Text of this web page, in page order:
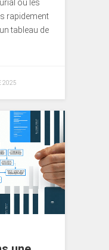
où les
rapidement
tableau de
2025